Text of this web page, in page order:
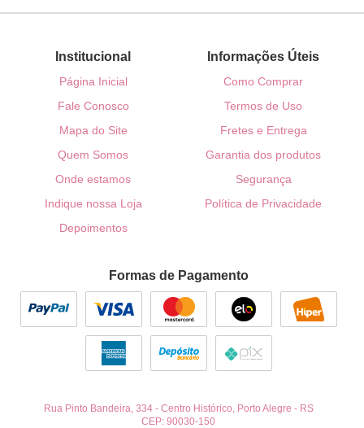
Institucional
Página Inicial
Fale Conosco
Mapa do Site
Quem Somos
Onde estamos
Indique nossa Loja
Depoimentos
Informações Úteis
Como Comprar
Termos de Uso
Fretes e Entrega
Garantia dos produtos
Segurança
Política de Privacidade
Formas de Pagamento
Rua Pinto Bandeira, 334- Centro Histórico, Porto Alegre - RS
CEP: 90030-150